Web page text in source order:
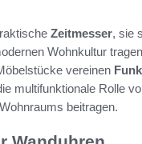
Zeitmesser, sie
Wohnkultur
vereinen
multifunktionale Rolle
beitragen.